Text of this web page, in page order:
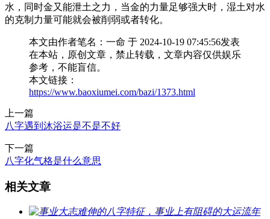
水，同时金又能泄土之力，当金的力量足够强大时，湿土对水
的克制力量可能就会被削弱或者转化。
本文由作者笔名：一命 于 2024-10-19 07:45:56发表
在本站，原创文章，禁止转载，文章内容仅供娱乐
参考，不能盲信。
本文链接：
https://www.baoxiumei.com/bazi/1373.html
上一篇
八字遇到沐浴运是不是不好
下一篇
八字化气格是什么意思
相关文章